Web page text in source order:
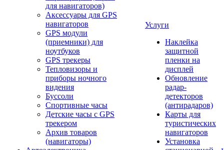
для навигаторов)
Аксессуары для GPS
навигаторов
GPS модули
(приемники) для
ноутбуков
GPS трекеры
Тепловизоры и
приборы ночного
видения
Буссоли
Спортивные часы
Детские часы с GPS
трекером
Архив товаров
(навигаторы)
Услуги
Наклейка
защитной
пленки на
дисплей
Обновление
радар-
детекторов
(антирадаров)
Карты для
туристических
навигаторов
Установка